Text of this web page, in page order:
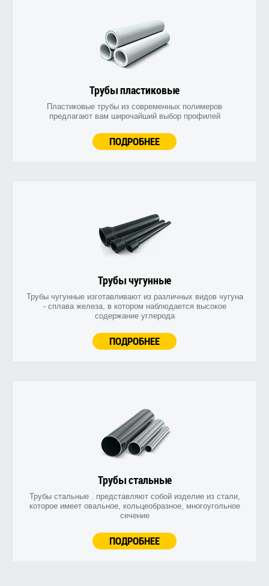
Трубы пластиковые
Пластиковые трубы из современных полимеров
предлагают вам широчайший выбор профилей
ПОДРОБНЕЕ
Трубы чугунные
Трубы чугунные изготавливают из различных видов чугуна
- сплава железа, в котором наблюдается высокое
содержание углерода
ПОДРОБНЕЕ
Трубы стальные
Трубы стальные . представляют собой изделие из стали,
которое имеет овальное, кольцеобразное, многоугольное
сечение
ПОДРОБНЕЕ